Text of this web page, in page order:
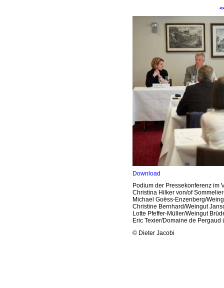
Download
Podium der Pressekonferenz im
Christina Hilker von/of
Michael Goëss-Enzenberg/
Christine Bernhard/Weingut
Lotte Pfeffer-Müller/Weingut
Eric Texier/Domaine de Pergaud
© Dieter Jacobi